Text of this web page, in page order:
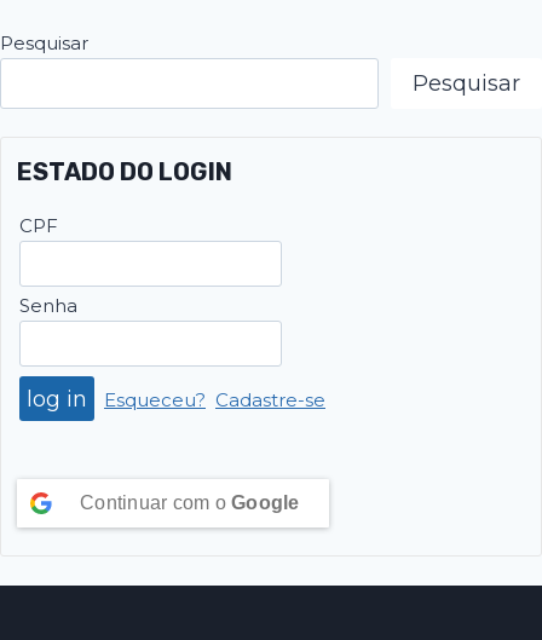
Pesquisar
Pesquisar
ESTADO DO LOGIN
CPF
Senha
Esqueceu? Cadastre-se
Continuar com o Google